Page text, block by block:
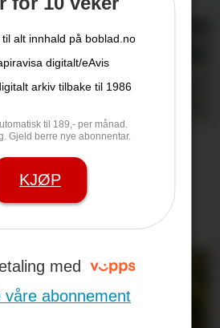
til alt innhald på boblad.no
digitalt/eAvis
arkiv tilbake til 1986
til 189,- per månad.
Gjeld berre nye abonnentar.
KJØP
med
våre abonnement
debatt­klima
unge vekk